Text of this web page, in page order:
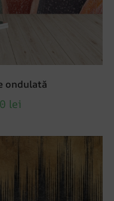
ondulată
lei